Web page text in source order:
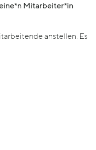
Mitarbeiter*in
anstellen. Es